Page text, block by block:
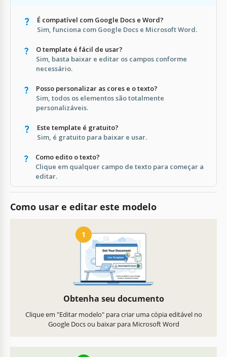
É compatível com Google Docs e Word?
Sim, funciona com Google Docs e Microsoft Word.
O template é fácil de usar?
Sim, basta baixar e editar os campos conforme
necessário.
Posso personalizar as cores e o texto?
Sim, todos os elementos são totalmente
personalizáveis.
Este template é gratuito?
Sim, é gratuito para baixar e usar.
Como edito o texto?
Clique em qualquer campo de texto para começar a
editar.
Como usar e editar este modelo
1
Obtenha seu documento
Clique em "Editar modelo" para criar uma cópia editável no
Google Docs ou baixar para Microsoft Word